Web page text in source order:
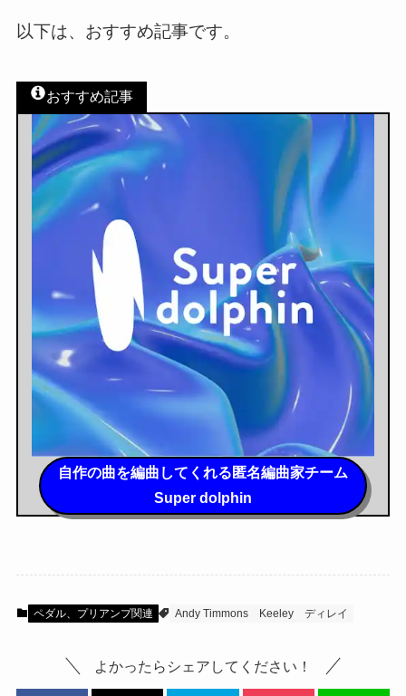
以下は、おすすめ記事です。
おすすめ記事
自作の曲を編曲してくれる匿名編曲家チーム
Super dolphin
ペダル、プリアンプ関連 Andy Timmons Keeley ディレイ
よかったらシェアしてください！